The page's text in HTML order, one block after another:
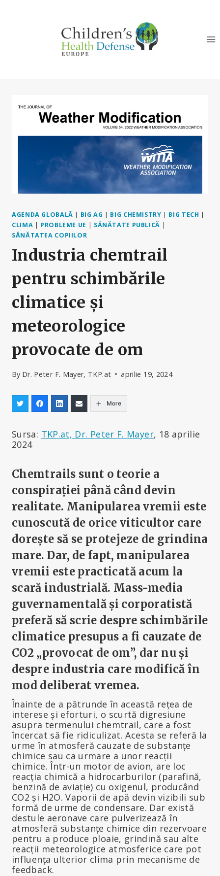
AGENDA GLOBALĂ | BIG AG | BIG CHEMISTRY | BIG TECH |
CLIMA | PROBLEME UE | SĂNĂTATE PUBLICĂ |
SĂNĂTATEA COPIILOR
Industria chemtrail
pentru schimbările
climatice și
meteorologice
provocate de om
By Dr. Peter F. Mayer, TKP.at aprilie 19, 2024
More
Sursa: TKP.at, Dr. Peter F. Mayer, 18 aprilie
2024
Chemtrails sunt o teorie a
conspirației până când devin
realitate. Manipularea vremii este
cunoscută de orice viticultor care
dorește să se protejeze de grindina
mare. Dar, de fapt, manipularea
vremii este practicată acum la
scară industrială. Mass-media
guvernamentală și corporatistă
preferă să scrie despre schimbările
climatice presupus a fi cauzate de
CO2 „provocat de om”, dar nu și
despre industria care modifică în
mod deliberat vremea.
Înainte de a pătrunde în această rețea de
interese și eforturi, o scurtă digresiune
asupra termenului chemtrail, care a fost
încercat să fie ridiculizat. Acesta se referă la
urme în atmosferă cauzate de substanțe
chimice sau ca urmare a unor reacții
chimice. Într-un motor de avion, are loc
reacția chimică a hidrocarburilor (parafină,
benzină de aviație) cu oxigenul, producând
CO2 și H2O. Vaporii de apă devin vizibili sub
formă de urme de condensare. Dar există
destule aeronave care pulverizează în
atmosferă substanțe chimice din rezervoare
pentru a produce ploaie, grindină sau alte
reacții meteorologice atmosferice care pot
influența ulterior clima prin mecanisme de
feedback.